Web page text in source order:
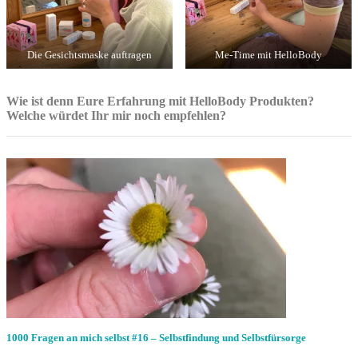
Die Gesichtsmaske auftragen Me-Time mit HelloBody
Wie ist denn Eure Erfahrung mit HelloBody Produkten?
Welche würdet Ihr mir noch empfehlen?
1000 Fragen an mich selbst #16 – Selbstfindung und Selbstfürsorge